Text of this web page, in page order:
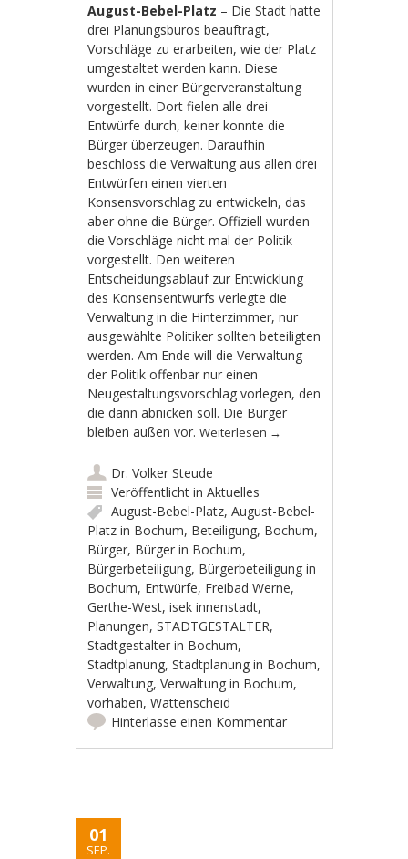
August-Bebel-Platz – Die Stadt hatte
drei Planungsbüros beauftragt,
Vorschläge zu erarbeiten, wie der Platz
umgestaltet werden kann. Diese
wurden in einer Bürgerveranstaltung
vorgestellt. Dort fielen alle drei
Entwürfe durch, keiner konnte die
Bürger überzeugen. Daraufhin
beschloss die Verwaltung aus allen drei
Entwürfen einen vierten
Konsensvorschlag zu entwickeln, das
aber ohne die Bürger. Offiziell wurden
die Vorschläge nicht mal der Politik
vorgestellt. Den weiteren
Entscheidungsablauf zur Entwicklung
des Konsensentwurfs verlegte die
Verwaltung in die Hinterzimmer, nur
ausgewählte Politiker sollten beteiligten
werden. Am Ende will die Verwaltung
der Politik offenbar nur einen
Neugestaltungsvorschlag vorlegen, den
die dann abnicken soll. Die Bürger
bleiben außen vor.Weiterlesen →
Dr. Volker Steude
Veröffentlicht inAktuelles
August-Bebel-Platz,August-Bebel-
Platz in Bochum, Beteiligung, Bochum,
Bürger, Bürger in Bochum,
Bürgerbeteiligung, Bürgerbeteiligung in
Bochum, Entwürfe, Freibad Werne,
Gerthe-West,isek innenstadt,
Planungen,STADTGESTALTER,
Stadtgestalter in Bochum,
Stadtplanung,Stadtplanung in Bochum,
Verwaltung,Verwaltung in Bochum,
vorhaben,Wattenscheid
Hinterlasse einen Kommentar
01
SEP.